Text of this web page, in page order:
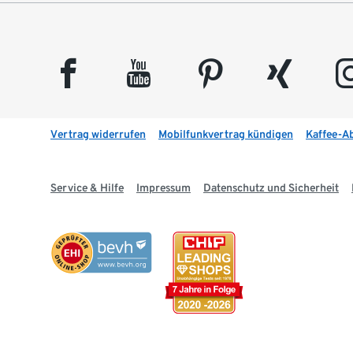
facebook youtube pinterest xing
Vertrag widerrufen Mobilfunkvertrag kündigen Kaffee-
Service & Hilfe Impressum Datenschutz und Sicherheit